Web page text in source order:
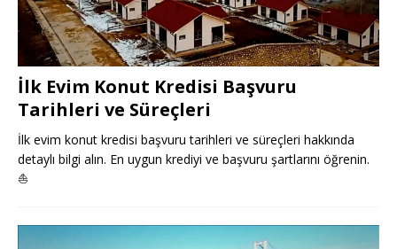
İlk Evim Konut Kredisi Başvuru
Tarihleri ve Süreçleri
İlk evim konut kredisi başvuru tarihleri ve süreçleri hakkında
detaylı bilgi alın. En uygun krediyi ve başvuru şartlarını öğrenin.
⛵